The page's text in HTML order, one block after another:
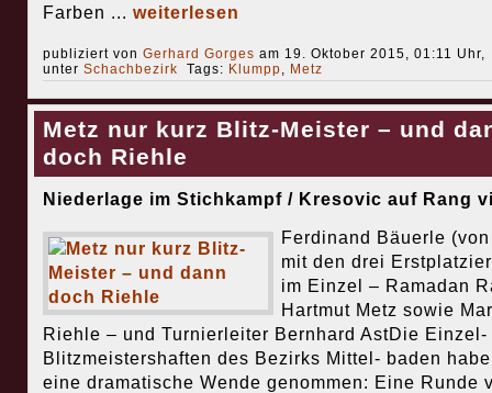
Farben ... weiterlesen
publiziert von Gerhard Gorges am 19. Oktober 2015, 01:11 Uhr,
unter Schachbezirk Tags: Klumpp, Metz
Metz nur kurz Blitz-Meister – und
doch Riehle
Niederlage im Stichkampf / Kresovic auf Rang
Ferdinand Bäuerle
mit den drei
im Einzel – Ramadan
Hartmut Metz sowie
Riehle – und Turnierleiter Bernhard AstDie Einzel-
Blitzmeistershaften des Bezirks Mittel- baden
eine dramatische Wende genommen: Eine Runde